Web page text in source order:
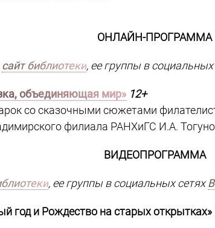
ОНЛАЙН-ПРОГРАММА
сайт библиотеки, ее группы в
объединяющая мир» 12+
со сказочными сюжетами
филиала РАНХиГС И.А.
ВИДЕОПРОГРАММА
, ее группы в социальных сетях
год и Рождество на старых открытках»